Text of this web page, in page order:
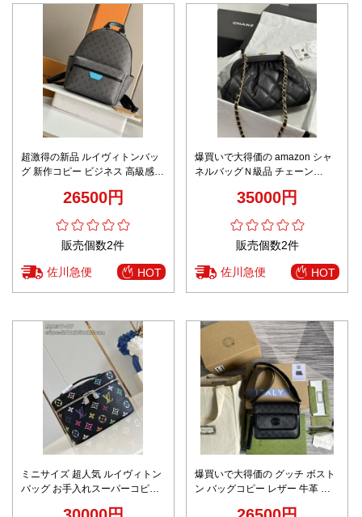
超激得の新品 ルイヴィトンバッ
グ 新作コピー ビジネス 高級感
26500円
販売個数2件
佐川急便 HOT
爆買いで大得価の amazon シャ
ネルバッグＮ級品 チェーン
35000円
販売個数2件
佐川急便 HOT
ミニサイズ 超人気 ルイヴィトン
バッグ お手入れスーパーコピー
爆買いで大得価の グッチ ボスト
ン バッグコピー レザー 牛革 バ